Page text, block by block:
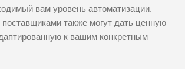
вам уровень автоматизации.
поставщиками также могут дать ценную
к вашим конкретным